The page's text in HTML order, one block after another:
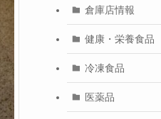
倉庫店情報
健康・栄養食品
冷凍食品
医薬品